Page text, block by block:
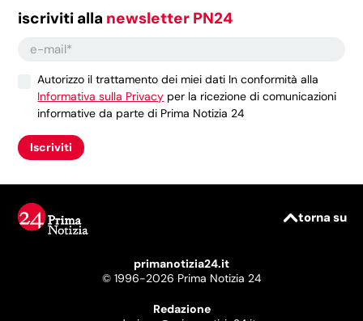
iscriviti alla newsletter PN24
Autorizzo il trattamento dei miei dati In conformità alla
Informativa sulla Privacy per la ricezione di comunicazioni
informative da parte di Prima Notizia 24
Iscriviti
primanotizia24.it
© 1996-2026 Prima Notizia 24
Redazione
torna su